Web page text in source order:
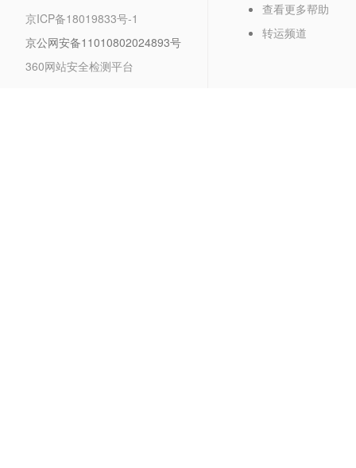
京ICP备18019833号-1
京公网安备11010802024893号
360网站安全检测平台
查看更多帮助
转运频道